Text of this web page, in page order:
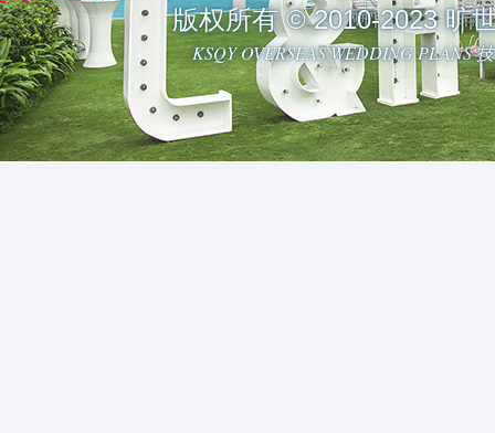
版权所有 © 2010-2023 旷
KSQY OVERSEAS WEDDING PLANS